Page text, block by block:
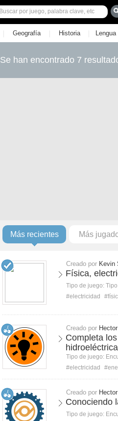
| Geografía | Historia | Lengua
Se han encontrado 7
Más recientes Más
Creado por Kevin
Física,
Tipo de juego:
#electricidad
Creado por
Completa
Tipo de juego:
#electricidad
Creado por
Conociendo
Tipo de juego: